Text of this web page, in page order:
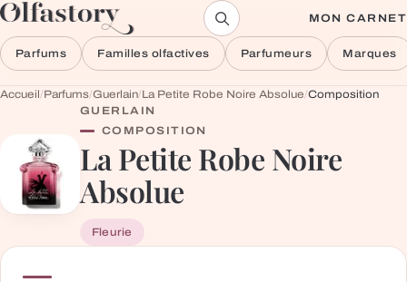
Aller au contenu MON CARNET
Parfums Familles olfactives Parfumeurs Marques
Accueil/Parfums/Guerlain/La Petite Robe Noire Absolue/Composition
GUERLAIN
COMPOSITION
La Petite Robe Noire
Absolue
Fleurie